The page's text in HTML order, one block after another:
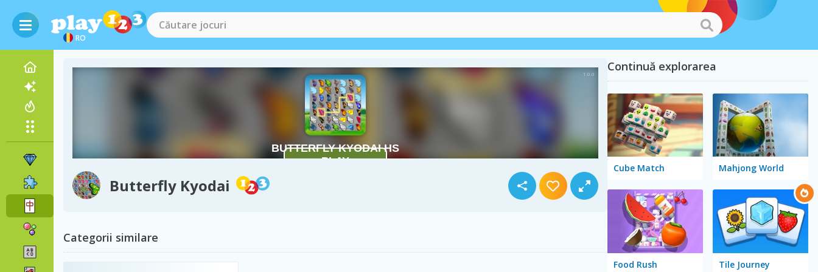
RO
Butterfly Kyodai
Categorii similare
Continuă explorarea
Cube Match Mahjong World
Food Rush Tile Journey